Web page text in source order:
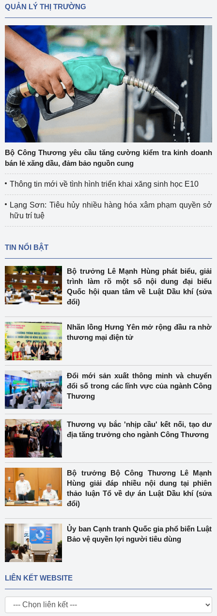
QUẢN LÝ THỊ TRƯỜNG
Bộ Công Thương yêu cầu tăng cường kiểm tra kinh doanh
bán lẻ xăng dầu, đảm bảo nguồn cung
Thông tin mới về tình hình triển khai xăng sinh học E10
Lạng Sơn: Tiêu hủy nhiều hàng hóa xâm phạm quyền sở
hữu trí tuệ
TIN NỔI BẬT
Bộ trưởng Lê Mạnh Hùng phát biểu, giải
trình làm rõ một số nội dung đại biểu
Quốc hội quan tâm về Luật Dầu khí (sửa
đổi)
Nhãn lồng Hưng Yên mở rộng đầu ra nhờ
thương mại điện tử
Đổi mới sản xuất thông minh và chuyển
đổi số trong các lĩnh vực của ngành Công
Thương
Thương vụ bắc 'nhịp cầu' kết nối, tạo dư
địa tăng trưởng cho ngành Công Thương
Bộ trưởng Bộ Công Thương Lê Mạnh
Hùng giải đáp nhiều nội dung tại phiên
thảo luận Tổ về dự án Luật Dầu khí (sửa
đổi)
Ủy ban Cạnh tranh Quốc gia phổ biến Luật
Bảo vệ quyền lợi người tiêu dùng
LIÊN KẾT WEBSITE